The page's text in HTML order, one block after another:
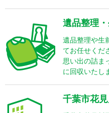
遺品整理
遺品整理や生
てお任せくだ
思い出の詰ま
に回収いたし
千葉市花